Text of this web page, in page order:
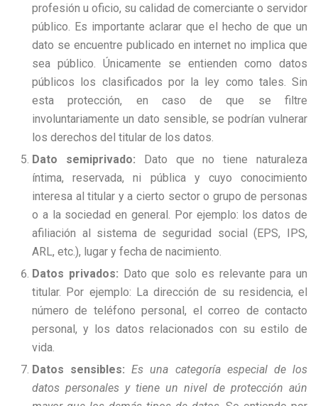
profesión u oficio, su calidad de comerciante o servidor
público. Es importante aclarar que el hecho de que un
dato se encuentre publicado en internet no implica que
sea público. Únicamente se entienden como datos
públicos los clasificados por la ley como tales. Sin
esta protección, en caso de que se filtre
involuntariamente un dato sensible, se podrían vulnerar
los derechos del titular de los datos.
Dato semiprivado: Dato que no tiene naturaleza
íntima, reservada, ni pública y cuyo conocimiento
interesa al titular y a cierto sector o grupo de personas
o a la sociedad en general. Por ejemplo: los datos de
afiliación al sistema de seguridad social (EPS, IPS,
ARL, etc.), lugar y fecha de nacimiento.
Datos privados: Dato que solo es relevante para un
titular. Por ejemplo: La dirección de su residencia, el
número de teléfono personal, el correo de contacto
personal, y los datos relacionados con su estilo de
vida.
Datos sensibles:Es una categoría especial de los
datos personales y tiene un nivel de protección aún